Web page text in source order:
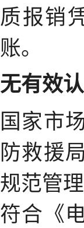
质报销
账。
无有效
国家市
防救援
规范管
符合《